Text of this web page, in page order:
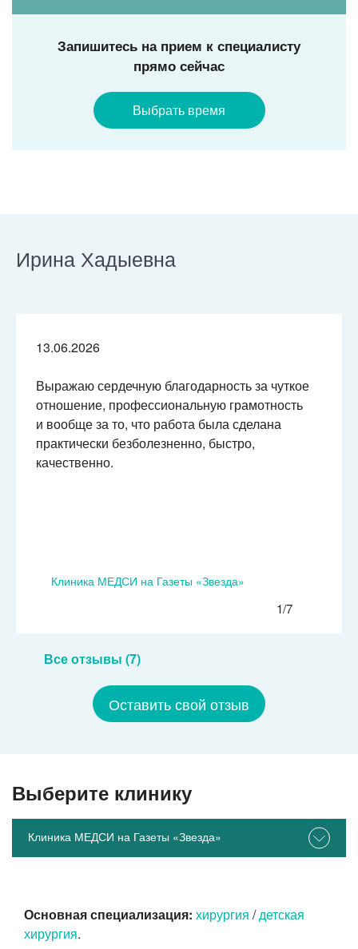
Запишитесь на прием к специалисту
прямо сейчас
Выбрать время
Ирина Хадыевна
Клиника МЕДСИ на Газеты «Звезда»
13.06.2026
Выражаю сердечную благодарность за чуткое
отношение, профессиональную грамотность
и вообще за то, что работа была сделана
практически безболезненно, быстро,
качественно.
1/7
Все отзывы (7)
Оставить свой отзыв
Выберите клинику
Клиника МЕДСИ на Газеты «Звезда»
Основная специализация: хирургия /детская
хирургия.